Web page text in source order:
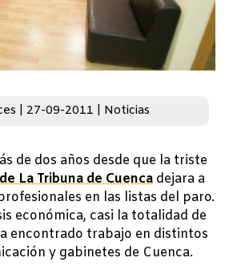
27-09-2011 Noticias
de dos años desde que la triste
La Tribuna de Cuenca dejara a
en las listas del paro.
económica, casi la totalidad de
encontrado trabajo en distintos
y gabinetes de Cuenca.